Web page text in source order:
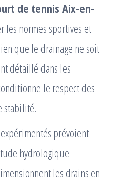
de tennis Aix-en-
les normes sportives et
que le drainage ne soit
détaillé dans les
le respect des
stabilité.
prévoient
hydrologique
les drains en